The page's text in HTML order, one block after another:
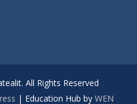
All Rights Reserved
| Education Hub by WEN